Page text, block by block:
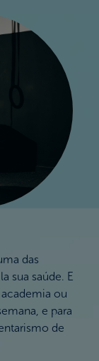
das
sua saúde. E
ou
e para
de